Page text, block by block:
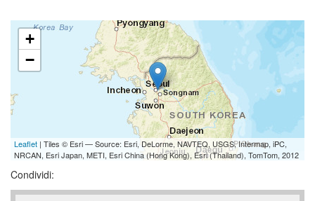
+
−
Leaflet | Tiles © Esri — Source: Esri, DeLorme, NAVTEQ, USGS, Intermap, iPC,
NRCAN, Esri Japan, METI, Esri China (Hong Kong), Esri (Thailand), TomTom, 2012
Condividi: